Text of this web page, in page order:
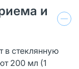
и
в стеклянную
200 мл (1